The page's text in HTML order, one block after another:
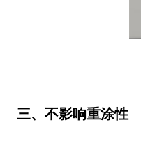
三、不影响重涂性